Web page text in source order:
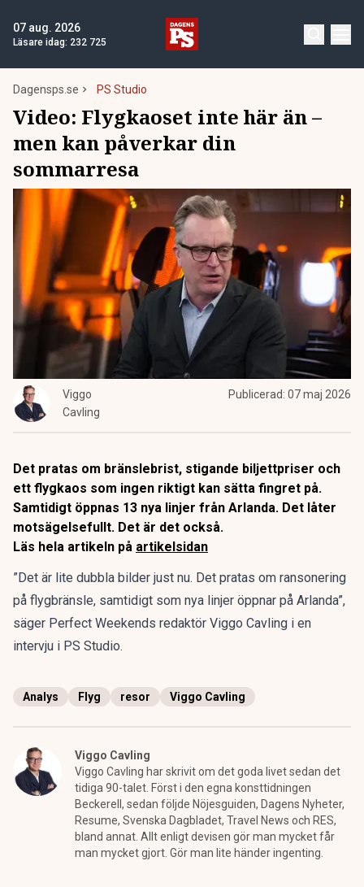
07 aug. 2026
Läsare idag: 232 725
Dagensps.se PS Studio
Video: Flygkaoset inte här än –
men kan påverkar din
sommarresa
Viggo
Cavling
Publicerad: 07 maj 2026
Det pratas om bränslebrist, stigande biljettpriser och
ett flygkaos som ingen riktigt kan sätta fingret på.
Samtidigt öppnas 13 nya linjer från Arlanda. Det låter
motsägelsefullt. Det är det också.
Läs hela artikeln på artikelsidan
”Det är lite dubbla bilder just nu. Det pratas om ransonering
på flygbränsle, samtidigt som nya linjer öppnar på Arlanda”,
säger Perfect Weekends redaktör Viggo Cavling i en
intervju i PS Studio.
Analys Flyg resor Viggo Cavling
Viggo Cavling
Viggo Cavling har skrivit om det goda livet sedan det
tidiga 90-talet. Först i den egna konsttidningen
Beckerell, sedan följde Nöjesguiden, Dagens Nyheter,
Resume, Svenska Dagbladet, Travel News och RES,
bland annat. Allt enligt devisen gör man mycket får
man mycket gjort. Gör man lite händer ingenting.